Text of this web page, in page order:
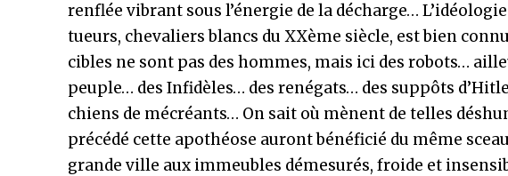
renflée vibrant sous l’énergie de la décharge…
tueurs, chevaliers blancs du XXème siècle, est bien
cibles ne sont pas des hommes, mais ici des robots…
peuple… des Infidèles… des renégats… des suppôts
chiens de mécréants… On sait où mènent de telles
précédé cette apothéose auront bénéficié du même
grande ville aux immeubles démesurés, froide et